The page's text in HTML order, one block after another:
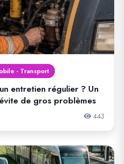
- Transport
entretien régulier ? Un
de gros problèmes
443